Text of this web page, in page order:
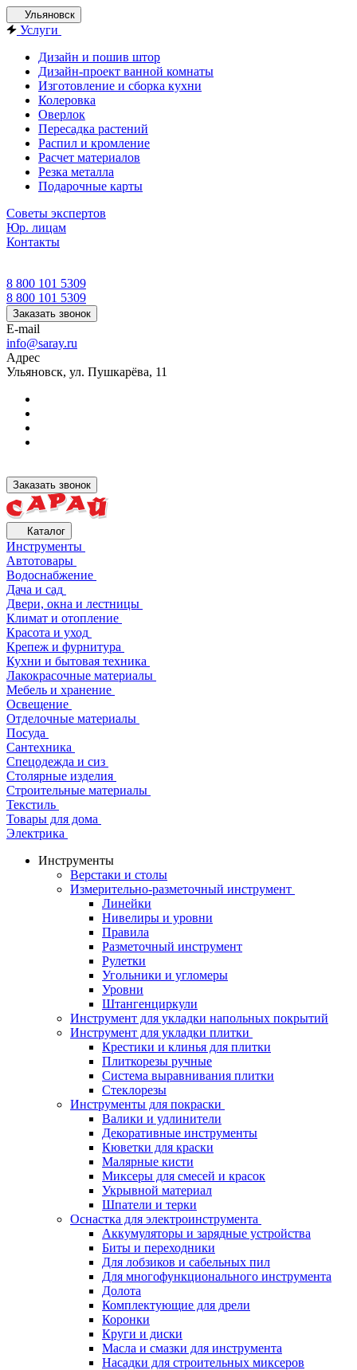
Ульяновск
Услуги
Дизайн и пошив штор
Дизайн-проект ванной комнаты
Изготовление и сборка кухни
Колеровка
Оверлок
Пересадка растений
Распил и кромление
Расчет материалов
Резка металла
Подарочные карты
Советы экспертов
Юр. лицам
Контакты
8 800 101 5309
8 800 101 5309
Заказать звонок
E-mail
info@saray.ru
Адрес
Ульяновск, ул. Пушкарёва, 11
Заказать звонок
Каталог
Инструменты
Автотовары
Водоснабжение
Дача и сад
Двери, окна и лестницы
Климат и отопление
Красота и уход
Крепеж и фурнитура
Кухни и бытовая техника
Лакокрасочные материалы
Мебель и хранение
Освещение
Отделочные материалы
Посуда
Сантехника
Спецодежда и сиз
Столярные изделия
Строительные материалы
Текстиль
Товары для дома
Электрика
Инструменты
Верстаки и столы
Измерительно-разметочный инструмент
Линейки
Нивелиры и уровни
Правила
Разметочный инструмент
Рулетки
Угольники и угломеры
Уровни
Штангенциркули
Инструмент для укладки напольных покрытий
Инструмент для укладки плитки
Крестики и клинья для плитки
Плиткорезы ручные
Система выравнивания плитки
Стеклорезы
Инструменты для покраски
Валики и удлинители
Декоративные инструменты
Кюветки для краски
Малярные кисти
Миксеры для смесей и красок
Укрывной материал
Шпатели и терки
Оснастка для электроинструмента
Аккумуляторы и зарядные устройства
Биты и переходники
Для лобзиков и сабельных пил
Для многофункционального инструмента
Долота
Комплектующие для дрели
Коронки
Круги и диски
Масла и смазки для инструмента
Насадки для строительных миксеров